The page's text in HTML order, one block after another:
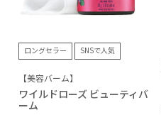
ロングセラー SNSで人気
【美容バーム】
ワイルドローズ ビューティバ
ーム